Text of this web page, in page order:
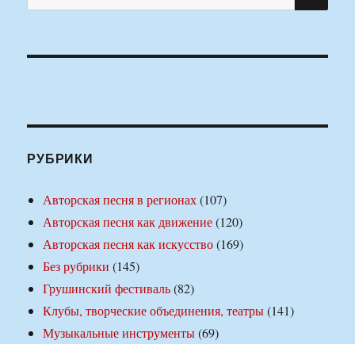
РУБРИКИ
Авторская песня в регионах(107)
Авторская песня как движение(120)
Авторская песня как искусство(169)
Без рубрики (145)
Грушинский фестиваль(82)
Клубы, творческие объединения, театры(141)
Музыкальные инструменты(69)